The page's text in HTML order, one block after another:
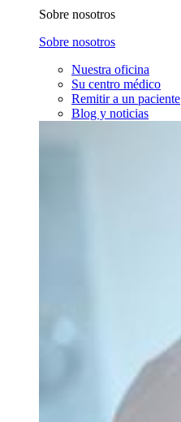
Sobre nosotros
Sobre nosotros
Nuestra oficina
Su centro médico
Remitir a un paciente
Blog y noticias